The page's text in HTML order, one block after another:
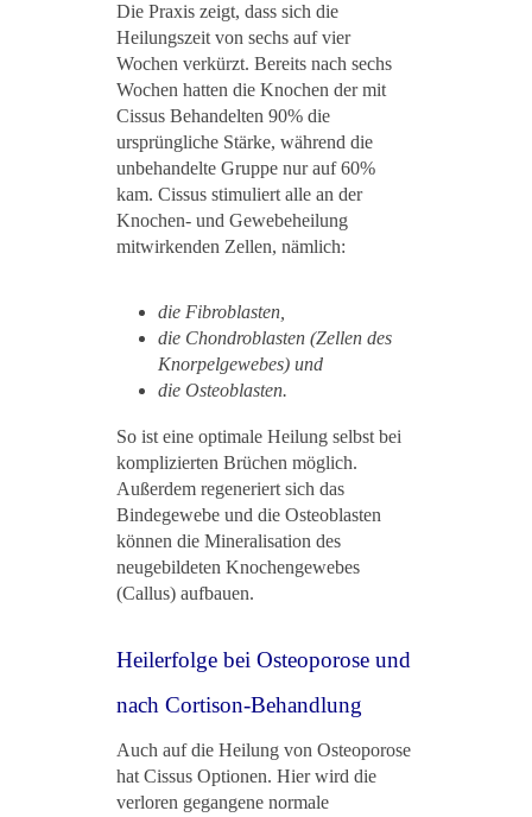
Die Praxis zeigt, dass sich die
Heilungszeit von sechs auf vier
Wochen verkürzt. Bereits nach sechs
Wochen hatten die Knochen der mit
Cissus Behandelten 90% die
ursprüngliche Stärke, während die
unbehandelte Gruppe nur auf 60%
kam. Cissus stimuliert alle an der
Knochen- und Gewebeheilung
mitwirkenden Zellen, nämlich:
die Fibroblasten,
die Chondroblasten (Zellen des
Knorpelgewebes) und
die Osteoblasten.
So ist eine optimale Heilung selbst bei
komplizierten Brüchen möglich.
Außerdem regeneriert sich das
Bindegewebe und die Osteoblasten
können die Mineralisation des
neugebildeten Knochengewebes
(Callus) aufbauen.
Heilerfolge bei Osteoporose und
nach Cortison-Behandlung
Auch auf die Heilung von Osteoporose
hat Cissus Optionen. Hier wird die
verloren gegangene normale